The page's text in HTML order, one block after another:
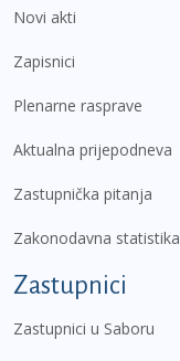
Novi akti
Zapisnici
Plenarne rasprave
Aktualna prijepodneva
Zastupnička pitanja
Zakonodavna statistika
Zastupnici
Zastupnici u Saboru